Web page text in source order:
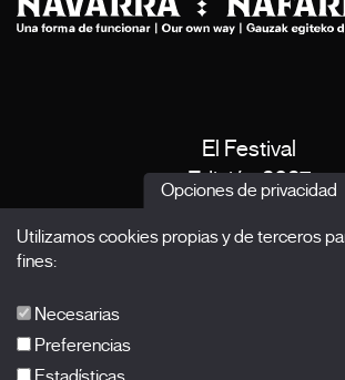
El Festival
Edición 2027
Acreditaciones
Opciones de privacidad
Utilizamos cookies propias y de terceros
fines:
Necesarias
Preferencias